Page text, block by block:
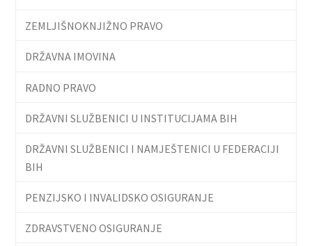
ZEMLJIŠNOKNJIŽNO PRAVO
DRŽAVNA IMOVINA
RADNO PRAVO
DRŽAVNI SLUŽBENICI U INSTITUCIJAMA BIH
DRŽAVNI SLUŽBENICI I NAMJEŠTENICI U FEDERACIJI
BIH
PENZIJSKO I INVALIDSKO OSIGURANJE
ZDRAVSTVENO OSIGURANJE